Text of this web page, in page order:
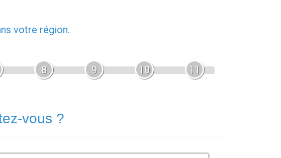
votre région.
8 9 10 11
vous ?